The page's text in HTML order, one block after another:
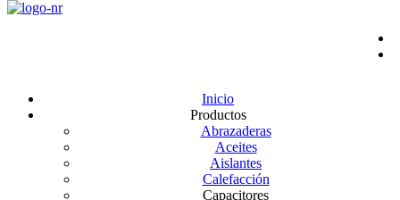
Inicio
Productos
Abrazaderas
Aceites
Aislantes
Calefacción
Capacitores